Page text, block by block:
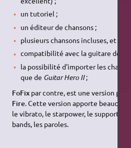
un tutoriel ;
un éditeur de chansons ;
plusieurs chansons incluses, et
compatibilité avec la guitare de
la possibilité d'importer les
que de Guitar Hero II;
FoFix par contre, est une version plus
Fire . Cette version apporte
le vibrato, le starpower, le support
bands, les paroles.